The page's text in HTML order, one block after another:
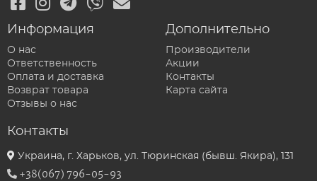
Информация
О нас
Ответственность
Оплата и доставка
Возврат товара
Отзывы о нас
Дополнительно
Производители
Акции
Контакты
Карта сайта
Контакты
Украина, г. Харьков, ул. Тюринская (бывш. Якира), 131
+38(067) 796-05-93